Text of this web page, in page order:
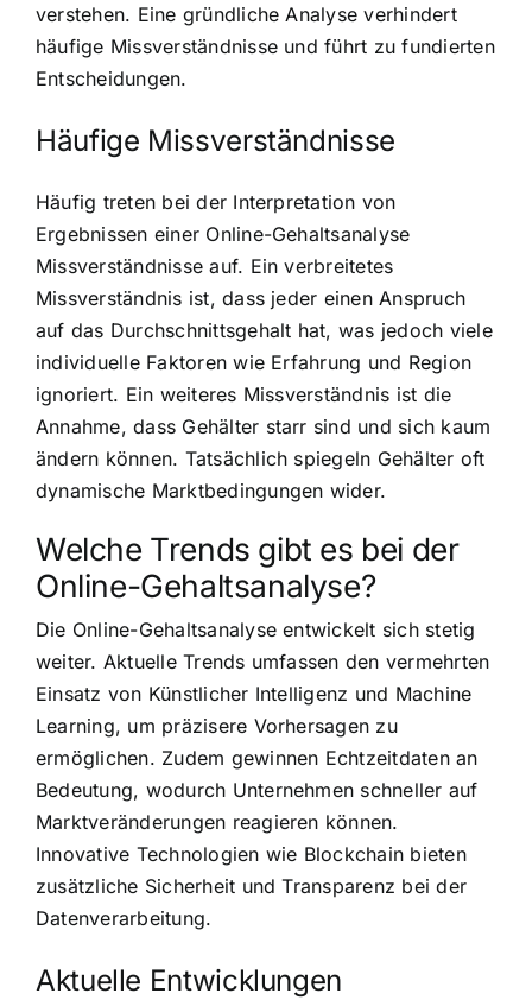
verstehen. Eine gründliche Analyse verhindert
häufige Missverständnisse und führt zu fundierten
Entscheidungen.
Häufige Missverständnisse
Häufig treten bei der Interpretation von
Ergebnissen einer Online-Gehaltsanalyse
Missverständnisse auf. Ein verbreitetes
Missverständnis ist, dass jeder einen Anspruch
auf das Durchschnittsgehalt hat, was jedoch viele
individuelle Faktoren wie Erfahrung und Region
ignoriert. Ein weiteres Missverständnis ist die
Annahme, dass Gehälter starr sind und sich kaum
ändern können. Tatsächlich spiegeln Gehälter oft
dynamische Marktbedingungen wider.
Welche Trends gibt es bei der
Online-Gehaltsanalyse?
Die Online-Gehaltsanalyse entwickelt sich stetig
weiter. Aktuelle Trends umfassen den vermehrten
Einsatz von Künstlicher Intelligenz und Machine
Learning, um präzisere Vorhersagen zu
ermöglichen. Zudem gewinnen Echtzeitdaten an
Bedeutung, wodurch Unternehmen schneller auf
Marktveränderungen reagieren können.
Innovative Technologien wie Blockchain bieten
zusätzliche Sicherheit und Transparenz bei der
Datenverarbeitung.
Aktuelle Entwicklungen